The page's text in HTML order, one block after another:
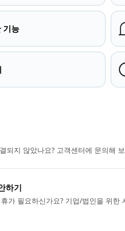
기능
되지 않았나요? 고객센터에 문의해
하기
가 필요하신가요? 기업/법인을 위한